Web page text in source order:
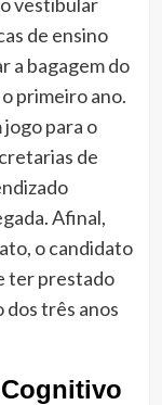
de ensino
a bagagem do
primeiro ano.
jogo para o
de
Afinal,
o candidato
ter prestado
dos três anos